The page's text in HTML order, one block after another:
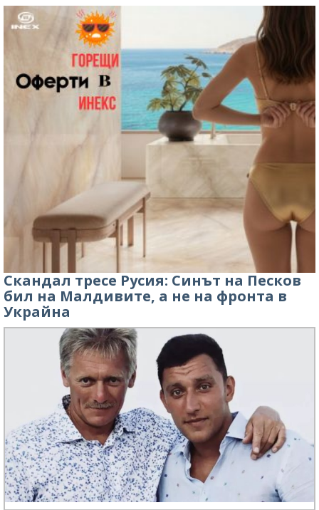
Скандал тресе Русия: Синът на Песков
бил на Малдивите, а не на фронта в
Украйна